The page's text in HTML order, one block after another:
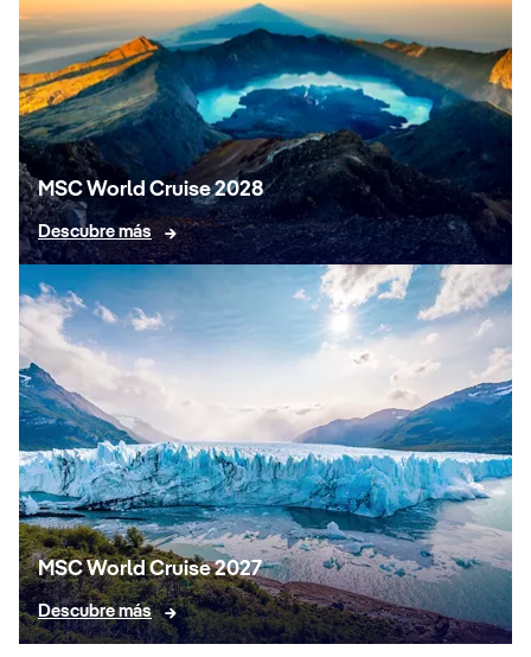
MSC World Cruise 2028
Descubre más
MSC World Cruise 2027
Descubre más